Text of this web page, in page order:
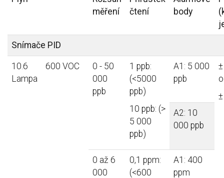
měření
čtení
body
Snímače PID
10.6
Lampa
600 VOC
0 - 50
000
ppb
1 ppb:
(<5000
ppb)
10 ppb: (>
5 000
ppb)
A1: 5 000
ppb
A2: 10
000 ppb
0 až 6
000
0,1 ppm:
(<600
A1: 400
ppm